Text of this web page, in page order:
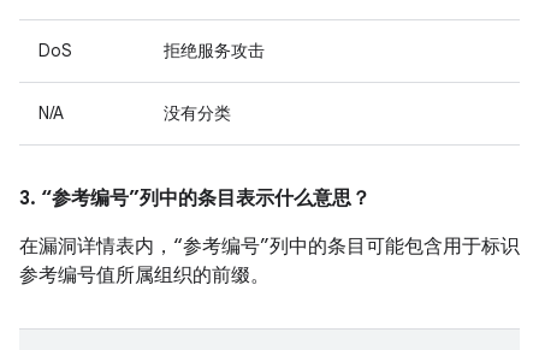
DoS 拒绝服务攻击
N/A 没有分类
3. “参考编号”列中的条目表示什么意思？
在漏洞详情表内，“参考编号”列中的条目可能包含用于标识
参考编号值所属组织的前缀。